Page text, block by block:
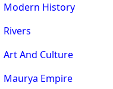
Modern History
Rivers
Art And Culture
Maurya Empire